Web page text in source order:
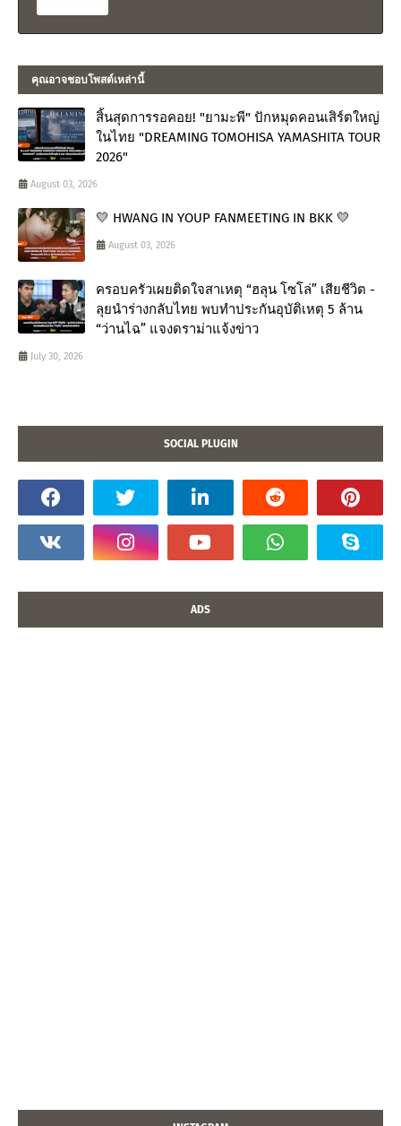
คุณอาจชอบโพสต์เหล่านี้
สิ้นสุดการรอคอย! "ยามะพี" ปักหมุดคอนเสิร์ตใหญ่
ในไทย "DREAMING TOMOHISA YAMASHITA TOUR
2026"
August 03, 2026
💛 HWANG IN YOUP FANMEETING IN BKK 💛
August 03, 2026
ครอบครัวเผยติดใจสาเหตุ “ฮลุน โซโล่” เสียชีวิต -
ลุยนำร่างกลับไทย พบทำประกันอุบัติเหตุ 5 ล้าน
“ว่านไฉ” แจงดราม่าแจ้งข่าว
July 30, 2026
SOCIAL PLUGIN
ADS